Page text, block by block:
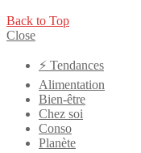
Back to Top
Close
⚡️ Tendances
Alimentation
Bien-être
Chez soi
Conso
Planète